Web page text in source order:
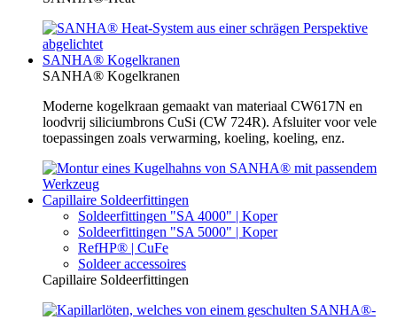
SANHA® Kogelkranen
SANHA® Kogelkranen
Moderne kogelkraan gemaakt van materiaal CW617N en
loodvrij siliciumbrons CuSi (CW 724R). Afsluiter voor vele
toepassingen zoals verwarming, koeling, koeling, enz.
Capillaire Soldeerfittingen
Soldeerfittingen "SA 4000" | Koper
Soldeerfittingen "SA 5000" | Koper
RefHP® | CuFe
Soldeer accessoires
Capillaire Soldeerfittingen